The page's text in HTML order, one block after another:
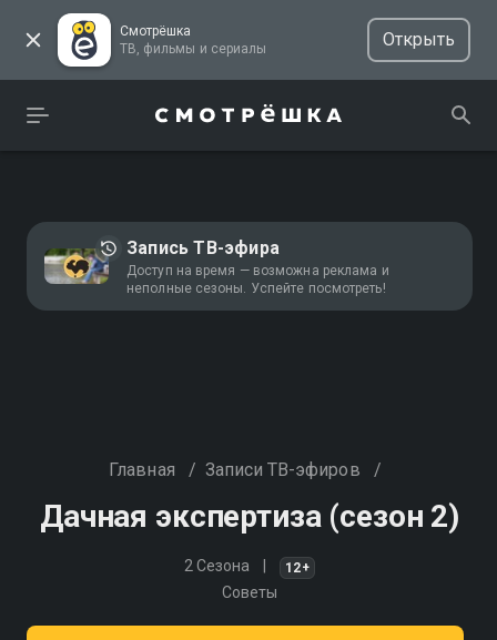
Смотрёшка
ТВ, фильмы и сериалы
Открыть
Запись ТВ-эфира
Доступ на время — возможна реклама и
неполные сезоны. Успейте посмотреть!
Главная / Записи ТВ-эфиров /
Дачная экспертиза (сезон 2)
2 Сезона 12+
Советы